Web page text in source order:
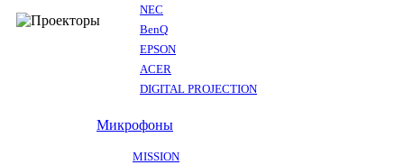
NEC
BenQ
EPSON
ACER
DIGITAL PROJECTION
Микрофоны
MISSION